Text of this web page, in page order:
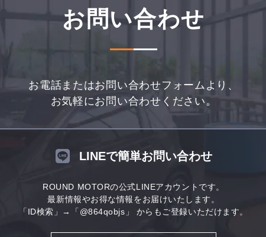
お問い合わせ
お電話またはお問い合わせフォームより、
お気軽にお問い合わせください。
LINEで簡単お問い合わせ
ROUND MOTORの公式LINEアカウントです。
最新情報やお得な情報をお届けいたします。
「ID検索」→「@864qobjs」
からもご登録いただけます。